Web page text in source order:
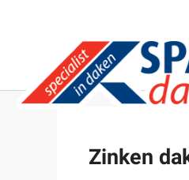
Zinken